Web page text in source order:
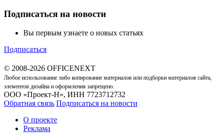
Подписаться на новости
Вы первым узнаете о новых статьях
Подписаться
© 2008-2026 OFFICENEXT
Любое использование либо копирование материалов или подборки материалов сайта,
элементов дизайна и оформления запрещено.
ООО «Проект-Н», ИНН 7723712732
Обратная связь Подписаться на новости
О проекте
Реклама